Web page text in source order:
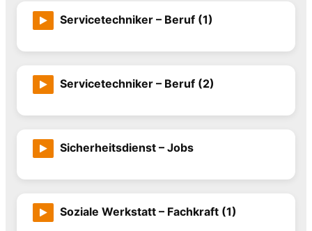
Servicetechniker – Beruf (1)
Servicetechniker – Beruf (2)
Sicherheitsdienst – Jobs
Soziale Werkstatt – Fachkraft (1)